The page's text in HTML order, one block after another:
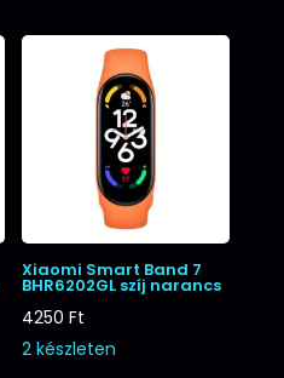
Xiaomi Smart Band 7
BHR6202GL szíj narancs
4250Ft
2 készleten